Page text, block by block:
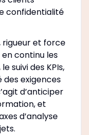
confidentialité
rigueur et force
continu les
suivi des KPIs,
exigences
d’anticiper
et
d’analyse